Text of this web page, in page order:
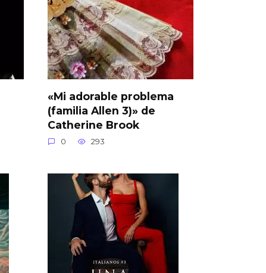
«Mi adorable problema
(familia Allen 3)» de
Catherine Brook
0 293